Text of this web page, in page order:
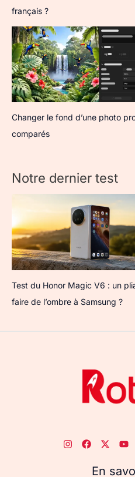
français ?
Changer le fond d’une photo
comparés
Notre dernier test
Test du Honor Magic V6 : un
faire de l’ombre à Samsung ?
En